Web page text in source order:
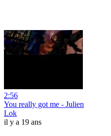
2:56
You really got me - Julien
Lok
il y a 19 ans